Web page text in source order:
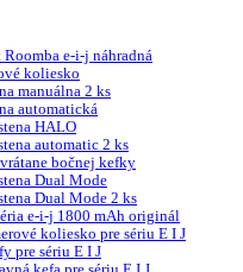
e-i-j náhradná
koliesko
manuálna 2 ks
automatická
HALO
automatic 2 ks
bočnej kefky
Dual Mode
Dual Mode 2 ks
e-i-j 1800 mAh originál
koliesko pre sériu E I J
pre sériu E I J